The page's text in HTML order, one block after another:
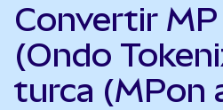
Convertir
(Ondo
turca (MPon